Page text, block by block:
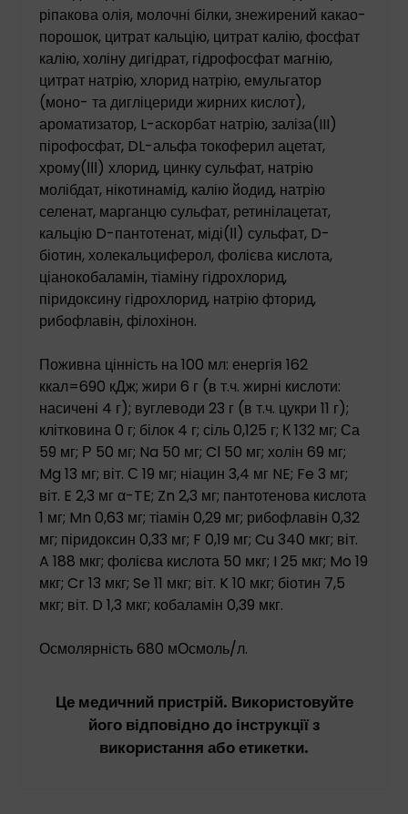
ріпакова олія, молочні білки, знежирений какао-
порошок, цитрат кальцію, цитрат калію, фосфат
калію, холіну дигідрат, гідрофосфат магнію,
цитрат натрію, хлорид натрію, емульгатор
(моно- та дигліцериди жирних кислот),
ароматизатор, L-аскорбат натрію, заліза(III)
пірофосфат, DL-альфа токоферил ацетат,
хрому(ІІІ) хлорид, цинку сульфат, натрію
молібдат, нікотинамід, калію йодид, натрію
селенат, марганцю сульфат, ретинілацетат,
кальцію D-пантотенат, міді(ІІ) сульфат, D-
біотин, холекальциферол, фолієва кислота,
ціанокобаламін, тіаміну гідрохлорид,
піридоксину гідрохлорид, натрію фторид,
рибофлавін, філохінон.
Поживна цінність на 100 мл: енергія 162
ккал=690 кДж; жири 6 г (в т.ч. жирні кислоти:
насичені 4 г); вуглеводи 23 г (в т.ч. цукри 11 г);
клітковина 0 г; білок 4 г; сіль 0,125 г; К 132 мг; Са
59 мг; Р 50 мг; Na 50 мг; Cl 50 мг; холін 69 мг;
Mg 13 мг; віт. С 19 мг; ніацин 3,4 мг NE; Fe 3 мг;
віт. E 2,3 мг α-TE; Zn 2,3 мг; пантотенова кислота
1 мг; Mn 0,63 мг; тіамін 0,29 мг; рибофлавін 0,32
мг; піридоксин 0,33 мг; F 0,19 мг; Cu 340 мкг; віт.
A 188 мкг; фолієва кислота 50 мкг; I 25 мкг; Mo 19
мкг; Cr 13 мкг; Se 11 мкг; віт. K 10 мкг; біотин 7,5
мкг; віт. D 1,3 мкг; кобаламін 0,39 мкг.
Осмолярність 680 мОсмоль/л.
Це медичний пристрій. Використовуйте
його відповідно до інструкції з
використання або етикетки.